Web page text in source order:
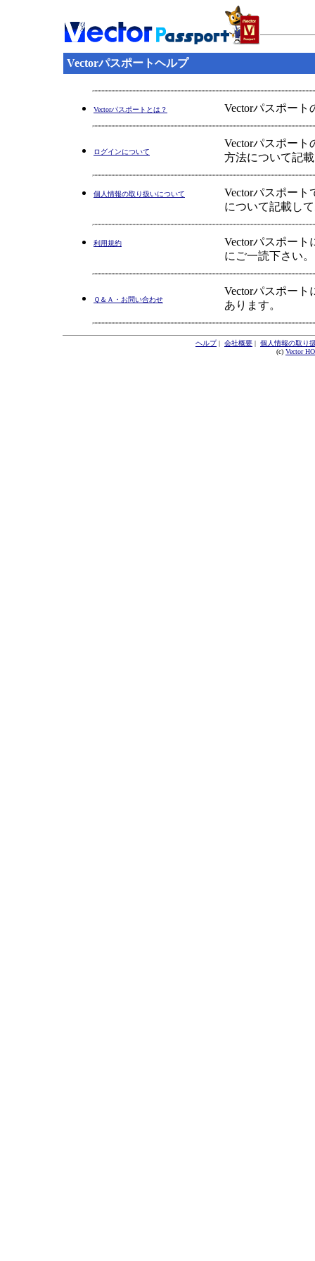
Vectorパスポートヘルプ
Vectorパスポートとは？ Vectorパスポー
ログインについて
Vectorパスポー
方法について記
個人情報の取り扱いについて
Vectorパスポー
について記載し
利用規約
Vectorパスポー
にご一読下さい。
Ｑ＆Ａ・お問い合わせ
Vectorパスポー
あります。
ヘルプ| 会社概要 | 個人情報の取り
(c) Vector